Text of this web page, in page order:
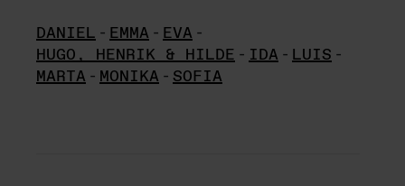
DANIEL - EMMA - EVA -
HUGO, HENRIK & HILDE - IDA - LUIS -
MARTA - MONIKA - SOFIA